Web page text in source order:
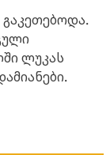
ლუკას